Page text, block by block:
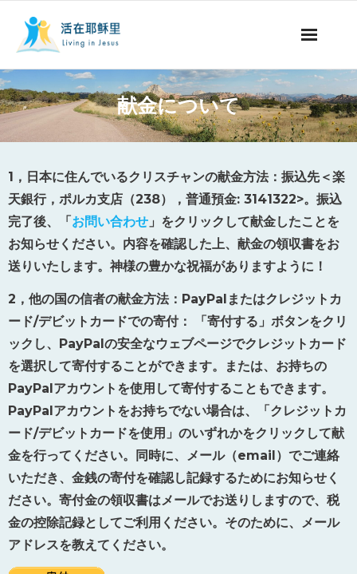
ミッションの紹介
聖書についての番組
聖書についての記事
永遠の命
献金について
献金について
1 ，日本に住んでいるクリスチャンの献金方法： 振込先＜楽
天銀行，ポルカ支店（238），普通預金: 3141322>。 振込
完了後、「お問い合わせ 」をクリックして献金したことを
お知らせください。内容を確認した上、献金の領収書をお
送りいたします。神様の豊かな祝福がありますように！
2 ，他の国の信者の献金方法： PayPal またはクレジットカ
ード/デビットカードでの寄付：
「寄付する」ボタンをクリ
ックし、 PayPalの安全なウェブページでクレジットカード
を選択して寄付することができます。または、お持ちの
PayPalアカウントを使用して寄付することもできます。
PayPalアカウントをお持ちでない場合は、「クレジットカ
ード/デビットカードを使用」のいずれかをクリックして献
金を行ってください。同時に、メール（email）でご連絡
いただき、金銭の寄付を確認し記録するためにお知らせく
ださい。寄付金の領収書はメールでお送りしますので、税
金の控除記録としてご利用ください。そのために、メール
アドレスを教えてください。